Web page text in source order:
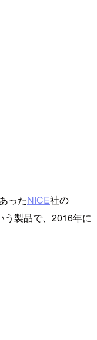
ったNICE社の
製品で、2016年に